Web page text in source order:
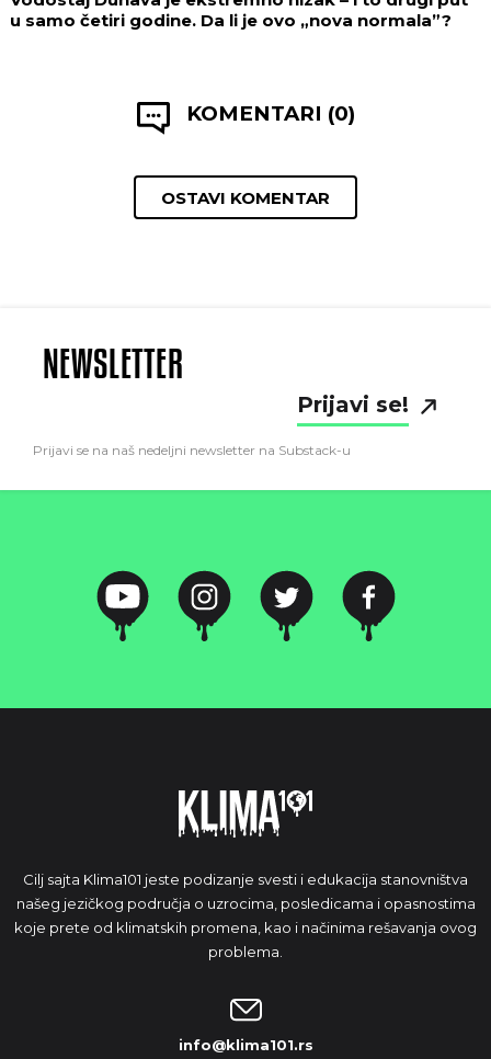
u samo četiri godine. Da li je ovo „nova normala”?
KOMENTARI (0)
OSTAVI KOMENTAR
NEWSLETTER
Prijavi se!
Prijavi se na naš nedeljni newsletter na Substack-u
Cilj sajta Klima101 jeste podizanje svesti i edukacija stanovništva
našeg jezičkog područja o uzrocima, posledicama i opasnostima
koje prete od klimatskih promena, kao i načinima rešavanja ovog
problema.
info@klima101.rs